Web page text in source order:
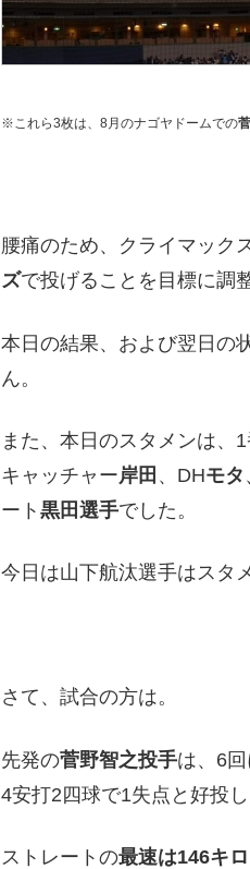
※これら3枚は、8月のナゴヤドームでの
腰痛のため、クライマック
ズで投げることを目標に調
本日の結果、および翌日の
ん。
また、本日のスタメンは、
キャッチャー岸田 、DHモタ
ート 黒田選手でした。
今日は山下航汰選手はスタ
さて、試合の方は。
先発の菅野智之投手は、6
4安打2四球で1失点と好投
ストレートの最速は146キロ